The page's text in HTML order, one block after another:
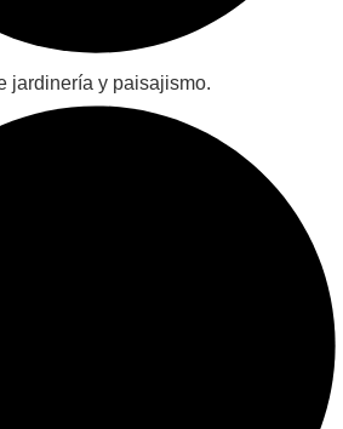
jardinería y paisajismo.